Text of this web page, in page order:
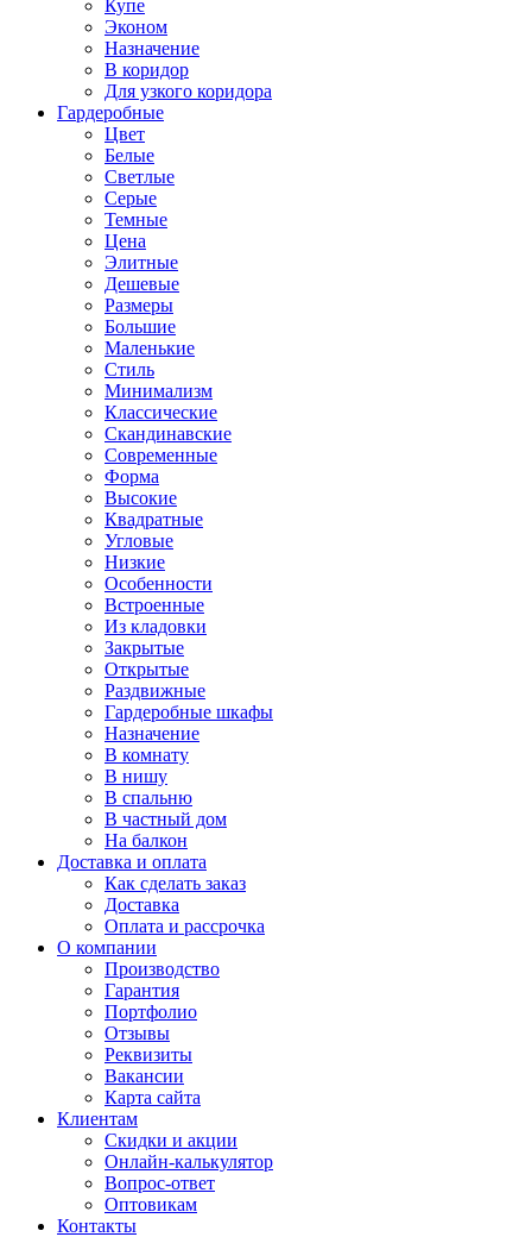
Купе
Эконом
Назначение
В коридор
Для узкого коридора
Гардеробные
Цвет
Белые
Светлые
Серые
Темные
Цена
Элитные
Дешевые
Размеры
Большие
Маленькие
Стиль
Минимализм
Классические
Скандинавские
Современные
Форма
Высокие
Квадратные
Угловые
Низкие
Особенности
Встроенные
Из кладовки
Закрытые
Открытые
Раздвижные
Гардеробные шкафы
Назначение
В комнату
В нишу
В спальню
В частный дом
На балкон
Доставка и оплата
Как сделать заказ
Доставка
Оплата и рассрочка
О компании
Производство
Гарантия
Портфолио
Отзывы
Реквизиты
Вакансии
Карта сайта
Клиентам
Скидки и акции
Онлайн-калькулятор
Вопрос-ответ
Оптовикам
Контакты